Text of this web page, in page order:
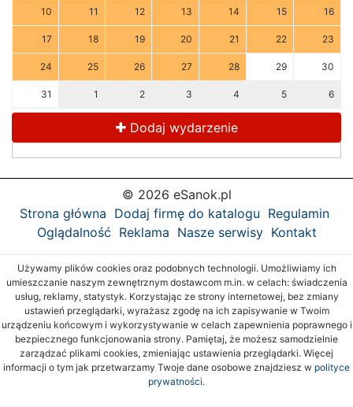
10 11 12 13 14 15 16
17 18 19 20 21 22 23
24 25 26 27 28 29 30
31 1 2 3 4 5 6
Dodaj wydarzenie
© 2026 eSanok.pl
Strona główna Dodaj firmę do katalogu Regulamin
Oglądalność Reklama Nasze serwisy Kontakt
Używamy plików cookies oraz podobnych technologii. Umożliwiamy ich
umieszczanie naszym zewnętrznym dostawcom m.in. w celach: świadczenia
usług, reklamy, statystyk. Korzystając ze strony internetowej, bez zmiany
ustawień przeglądarki, wyrażasz zgodę na ich zapisywanie w Twoim
urządzeniu końcowym i wykorzystywanie w celach zapewnienia poprawnego i
bezpiecznego funkcjonowania strony. Pamiętaj, że możesz samodzielnie
zarządzać plikami cookies, zmieniając ustawienia przeglądarki. Więcej
informacji o tym jak przetwarzamy Twoje dane osobowe znajdziesz w polityce
prywatności.